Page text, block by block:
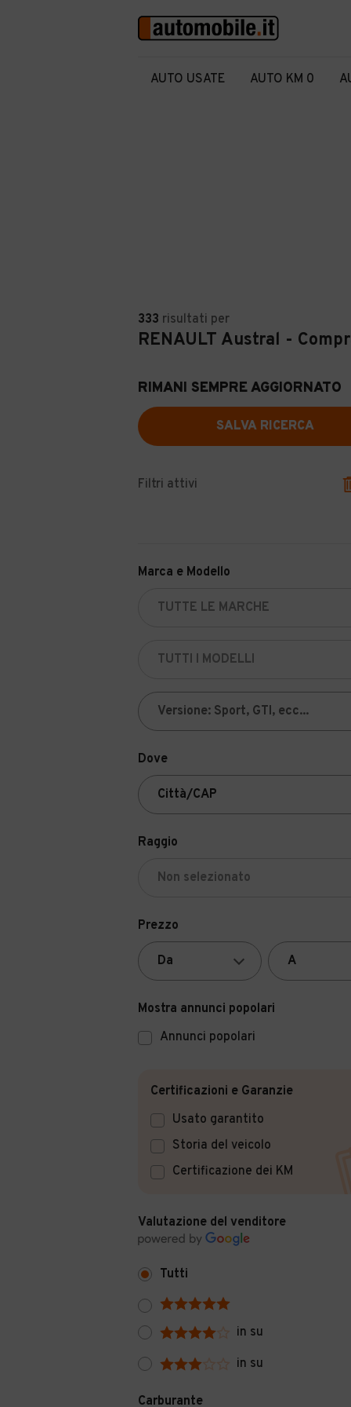
AUTO USATE AUTO KM 0
333 risultati per
RENAULT Austral -
RIMANI SEMPRE AGGIORNATO
SALVA RICERCA
Filtri attivi
Marca e Modello
Dove
Raggio
Prezzo
Mostra annunci popolari
Annunci popolari
Certificazioni e Garanzie
Usato garantito
Storia del veicolo
Certificazione dei KM
Valutazione del venditore
Tutti
in su
in su
Carburante